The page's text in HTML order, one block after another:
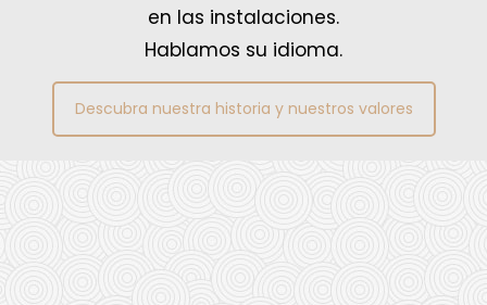
en las instalaciones.
Hablamos su idioma.
Descubra nuestra historia y nuestros valores